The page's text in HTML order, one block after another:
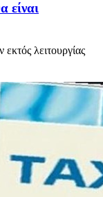
είναι
λειτουργίας